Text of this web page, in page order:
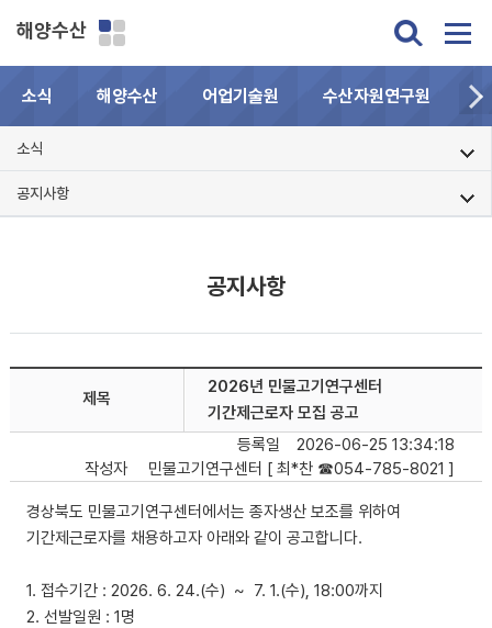
해양수산
소식 해양수산 어업기술원 수산자원연구원
소식
공지사항
공지사항
제목
2026년 민물고기연구센터
기간제근로자 모집 공고
등록일
2026-06-25 13:34:18
작성자
민물고기연구센터 [ 최*찬 ☎054-785-8021 ]
경상북도 민물고기연구센터에서는 종자생산 보조를 위하여
기간제근로자를 채용하고자 아래와 같이 공고합니다.
1. 접수기간 : 2026. 6. 24.(수) ~ 7. 1.(수), 18:00까지
2. 선발일원 : 1명